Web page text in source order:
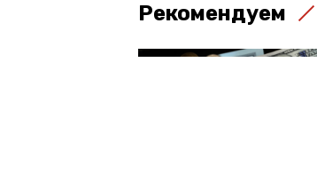
Рекомендуем